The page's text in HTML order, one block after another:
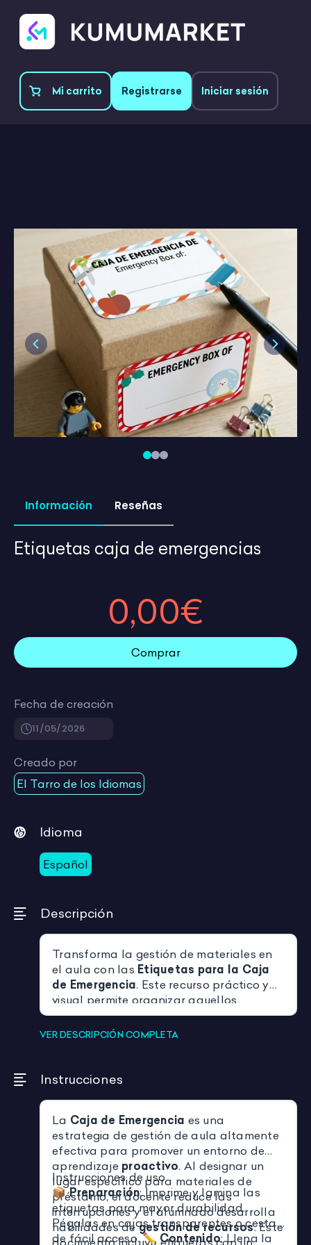
Mi carrito Registrarse Iniciar sesión
Previous Next
Información Reseñas
Etiquetas caja de emergencias
Fecha de creación
11/05/2026
Creado por
El Tarro de los Idiomas
Idioma
Español
Descripción
Transforma la gestión de materiales en
el aula con las Etiquetas para la Caja
de Emergencia. Este recurso práctico y
visual permite organizar aquellos
materiales de repuesto (lápices, gomas,
reglas) que el alumnado olvida con
español e inglés
bilingües, ayudando a mantener un
ambiente de trabajo fluido y sin
interrupciones por falta de material.
VER DESCRIPCIÓN COMPLETA
Instrucciones
La Caja de Emergencia es una
estrategia de gestión de aula altamente
efectiva para promover un entorno de
aprendizaje proactivo. Al designar un
lugar específico para materiales de
préstamo, el docente reduce las
interrupciones y el alumnado desarrolla
habilidades degestión de recursos. Este
Instrucciones de uso
📦Preparación: Imprime y lamina las
etiquetas para mayor durabilidad.
Pégalas en cajas transparentes o cestas
de fácil acceso. ✏️ Contenido: Llena la
0,00€
Comprar